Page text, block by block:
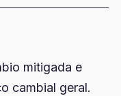
mitigada e
cambial geral.